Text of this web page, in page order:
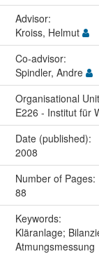
Advisor:
Kroiss, Helmut
Co-advisor:
Spindler, Andre
Organisational
E226 - Institut für
Date (published):
2008
Number of Pages:
88
Keywords:
Kläranlage;
Atmungsmessung